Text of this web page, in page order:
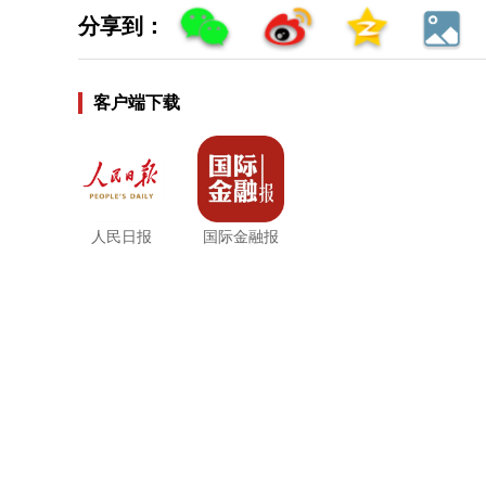
分享到：
客户端下载
人民日报 国际金融报